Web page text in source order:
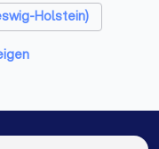
- nach StBVV,
Holstein)
Holstein)